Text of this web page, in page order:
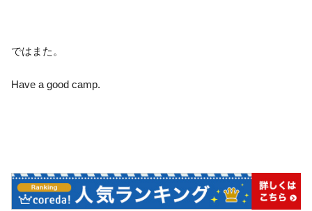
ではまた。
Have a good camp.